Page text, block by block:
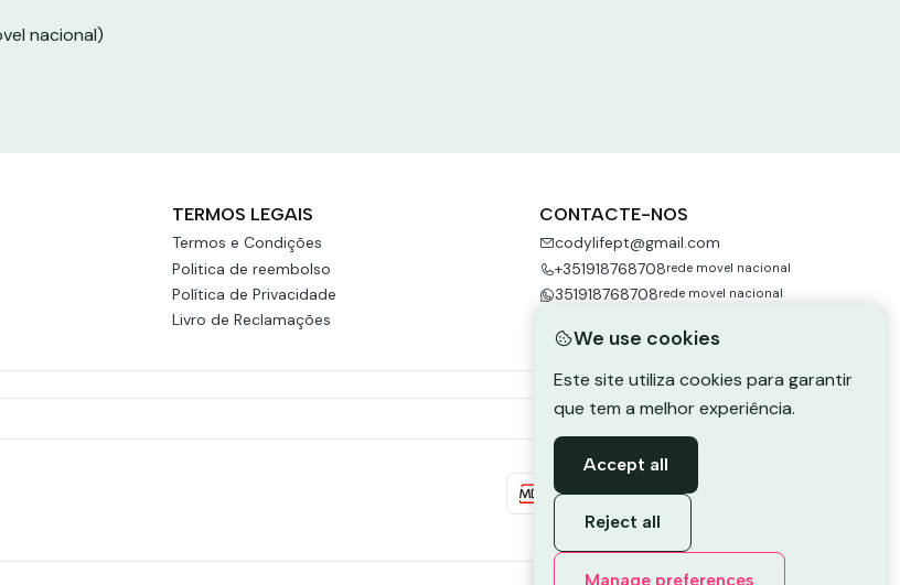
nacional)
TERMOS LEGAIS
Termos e Condições
Politica de reembolso
Política de Privacidade
Livro de Reclamações
CONTACTE-NOS
codylifept@gmail.com
+351918768708rede movel nacional
351918768708rede movel nacional
Envie-nos uma mensagem de
We use cookies
Este site utiliza cookies para garantir
que tem a melhor experiência.
Accept all
Reject all
Manage preferences